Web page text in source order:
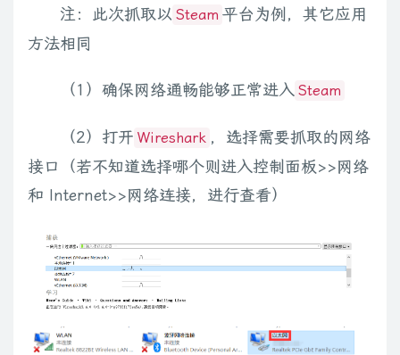
注：此次抓取以 Steam 平台为例，其它应用
方法相同
（1）确保网络通畅能够正常进入 Steam
（2）打开 Wireshark ，选择需要抓取的网络
接口（若不知道选择哪个则进入控制面板>>网络
和 Internet>>网络连接，进行查看）